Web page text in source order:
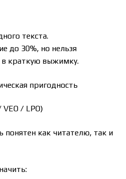
текста.
до 30%, но нельзя
краткую выжимку.
пригодность
VEO / LPO)
как читателю, так и